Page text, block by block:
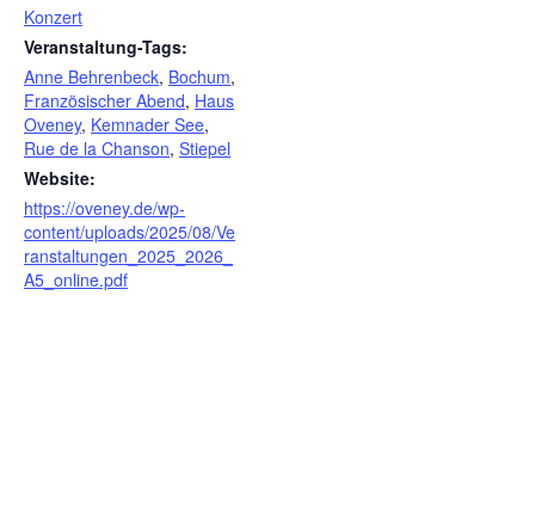
Konzert
Veranstaltung-Tags:
Anne Behrenbeck, Bochum,
Französischer Abend, Haus
Oveney, Kemnader See,
Rue de la Chanson, Stiepel
Website:
https://oveney.de/wp-
content/uploads/2025/08/Ve
ranstaltungen_2025_2026_
A5_online.pdf